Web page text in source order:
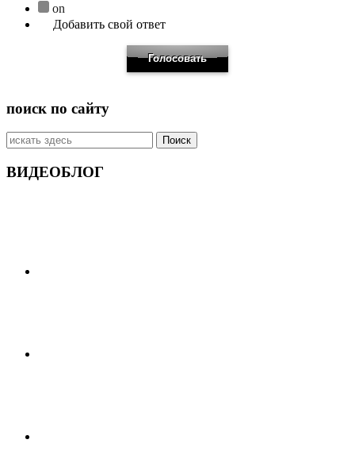
on
Добавить свой ответ
поиск по сайту
Искать:
ВИДЕОБЛОГ